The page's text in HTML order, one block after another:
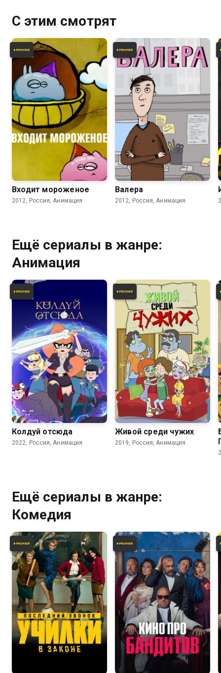
С этим смотрят
7.2
Входит мороженое
2012, Россия, Анимация
5.8
Валера
2012, Россия, Анимация
Ещё сериалы в жанре:
Анимация
7.6
Колдуй отсюда
2022, Россия, Анимация
Живой среди чужих
2019, Россия, Анимация
Ещё сериалы в жанре:
Комедия